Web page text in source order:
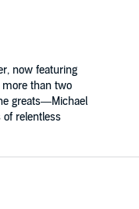
now featuring
than two
greats—Michael
of relentless